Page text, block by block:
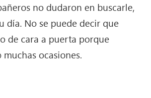
no dudaron en buscarle,
día. No se puede decir que
de cara a puerta porque
ocasiones.